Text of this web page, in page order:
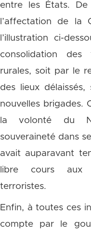
entre les États.
l’affectation de la
l’illustration ci-
consolidation
rurales, soit par le
des lieux
nouvelles brigades.
la volonté du
souveraineté dans
avait auparavant
libre cours aux
terroristes.
Enfin, à toutes ces
compte par le